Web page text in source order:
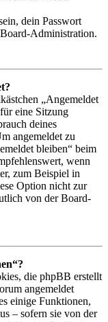
dein Passwort
Administration.
„Angemeldet
eine Sitzung
deines
angemeldet zu
bleiben“ beim
wenn
zum Beispiel in
Option nicht zur
von der Board-
die phpBB erstellt
angemeldet
einige Funktionen,
– sofern sie von der